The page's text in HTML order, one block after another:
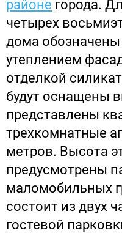
районе города.
четырех
дома обозначены
утеплением
отделкой
будут оснащены
представлены
трехкомнатные
метров. Высота
предусмотрены
маломобильных
состоит из двух
гостевой